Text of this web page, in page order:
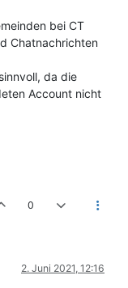
bei CT
Chatnachrichten
da die
Account nicht
0
2. Juni 2021, 12:16